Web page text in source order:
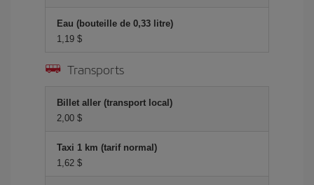
Eau (bouteille de 0,33 litre)
1,19 $
Transports
Billet aller (transport local)
2,00 $
Taxi 1 km (tarif normal)
1,62 $